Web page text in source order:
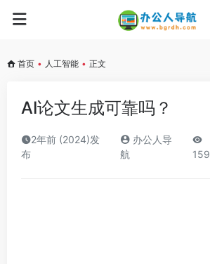
首页 • 人工智能 • 正文
AI论文生成可靠吗？
2年前 (2024)发
布
办公人导
航
159